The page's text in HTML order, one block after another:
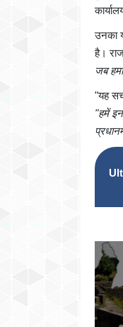
उनका
है।
जब
"यह
"हमें